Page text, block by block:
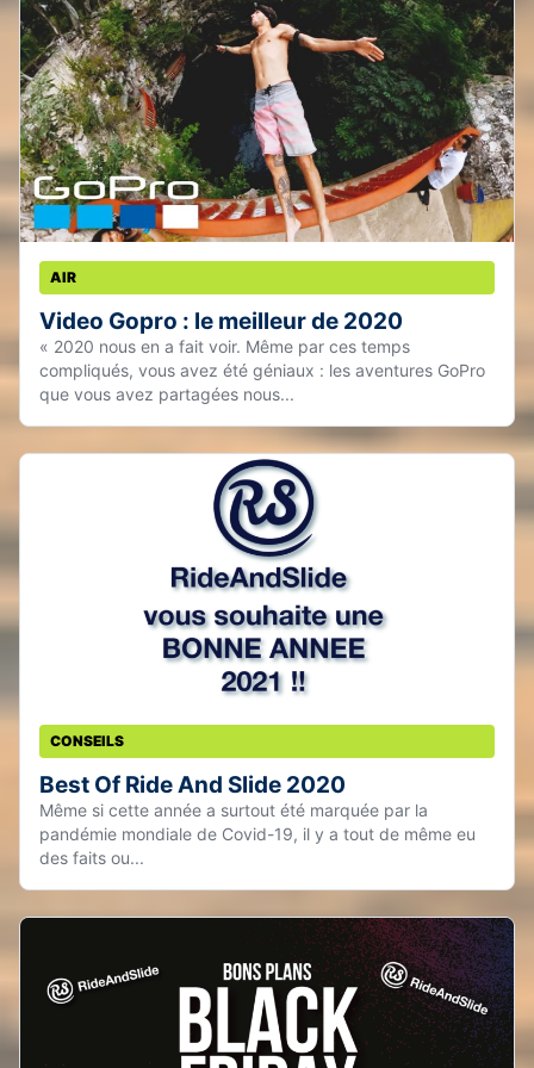
AIR
Video Gopro : le meilleur de 2020
« 2020 nous en a fait voir. Même par ces temps
compliqués, vous avez été géniaux : les aventures GoPro
que vous avez partagées nous...
CONSEILS
Best Of Ride And Slide 2020
Même si cette année a surtout été marquée par la
pandémie mondiale de Covid-19, il y a tout de même eu
des faits ou...